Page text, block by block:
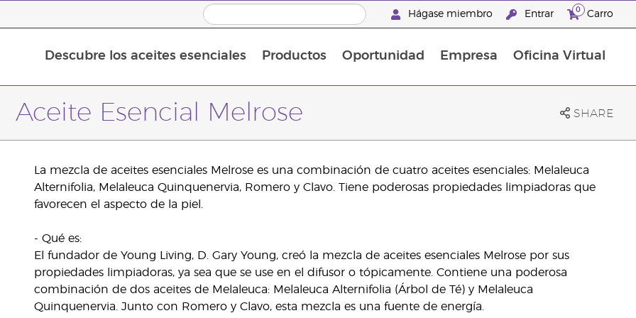
Hágase miembro Entrar 0 Carro
Descubre los aceites esenciales Productos Oportunidad Empresa Oficina Virtual
Aceite Esencial Melrose SHARE
La mezcla de aceites esenciales Melrose es una combinación de cuatro aceites esenciales: Melaleuca
Alternifolia, Melaleuca Quinquenervia, Romero y Clavo. Tiene poderosas propiedades limpiadoras que
favorecen el aspecto de la piel.
- Qué es:
El fundador de Young Living, D. Gary Young, creó la mezcla de aceites esenciales Melrose por sus
propiedades limpiadoras, ya sea que se use en el difusor o tópicamente. Contiene una poderosa
combinación de dos aceites de Melaleuca: Melaleuca Alternifolia (Árbol de Té) y Melaleuca
Quinquenervia. Junto con Romero y Clavo, esta mezcla es una fuente de energía.